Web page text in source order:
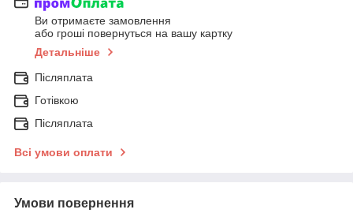
Ви отримаєте замовлення
або гроші повернуться на вашу картку
Детальніше
Післяплата
Готівкою
Післяплата
Всі умови оплати
Умови повернення